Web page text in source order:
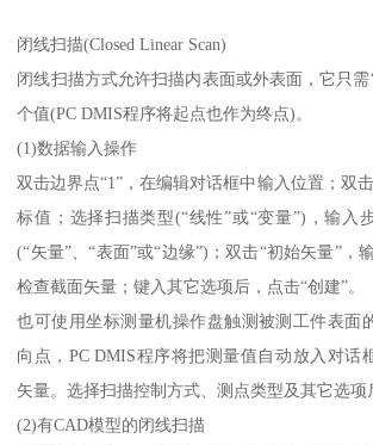
闭线扫描(Closed Linear Scan)
闭线扫描方式允许扫描内表面或外表面，它只需
个值(PC DMIS程序将起点也作为终点)。
(1)数据输入操作
双击边界点“1”，在编辑对话框中输入位置；双
标值；选择扫描类型(“线性”或“变量”)，输入
(“矢量”、“表面”或“边缘”)；双击“初始矢量”，
检查截面矢量；键入其它选项后，点击“创建”。
也可使用坐标测量机操作盘触测被测工件表面
向点，PC DMIS程序将把测量值自动放入对话
矢量。选择扫描控制方式、测点类型及其它选项
(2)有CAD模型的闭线扫描